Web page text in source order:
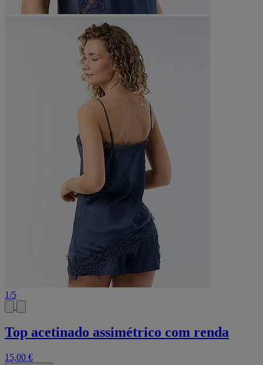
1/5
Top acetinado assimétrico com renda
15,00 €